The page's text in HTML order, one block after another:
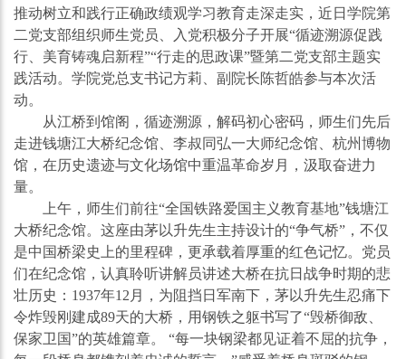
推动树立和践行正确政绩观学习教育走深走实，近日学院第
二党支部组织师生党员、入党积极分子开展“循迹溯源促践
行、美育铸魂启新程”“行走的思政课”暨第二党支部主题实
践活动。学院党总支书记方莉、副院长陈哲皓参与本次活
动。
从江桥到馆阁，循迹溯源，解码初心密码，师生们先后
走进钱塘江大桥纪念馆、李叔同弘一大师纪念馆、杭州博物
馆，在历史遗迹与文化场馆中重温革命岁月，汲取奋进力
量。
上午，师生们前往“全国铁路爱国主义教育基地”钱塘江
大桥纪念馆。这座由茅以升先生主持设计的“争气桥”，不仅
是中国桥梁史上的里程碑，更承载着厚重的红色记忆。党员
们在纪念馆，认真聆听讲解员讲述大桥在抗日战争时期的悲
壮历史：1937年12月，为阻挡日军南下，茅以升先生忍痛下
令炸毁刚建成89天的大桥，用钢铁之躯书写了“毁桥御敌、
保家卫国”的英雄篇章。 “每一块钢梁都见证着不屈的抗争，